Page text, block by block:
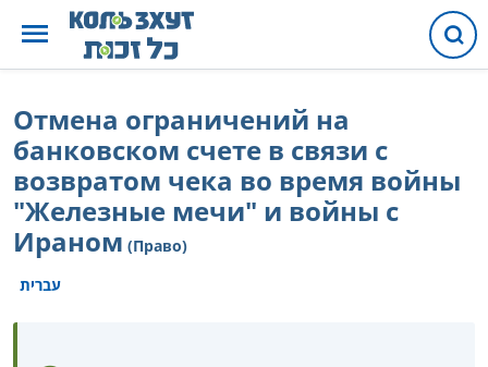
Отмена ограничений на
банковском счете в связи с
возвратом чека во время войны
"Железные мечи" и войны с
Ираном (Право)
עברית